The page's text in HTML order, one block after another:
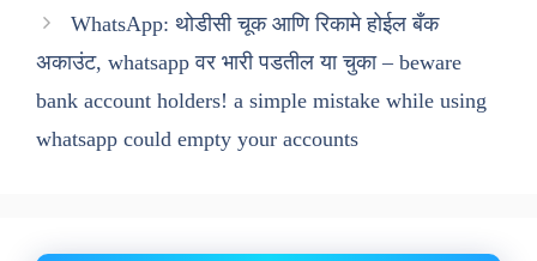
WhatsApp: थोडीसी चूक आणि रिकामे होईल बँक
अकाउंट, whatsapp वर भारी पडतील या चुका – beware
bank account holders! a simple mistake while using
whatsapp could empty your accounts